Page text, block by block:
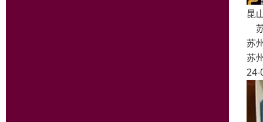
昆
苏
苏
24-